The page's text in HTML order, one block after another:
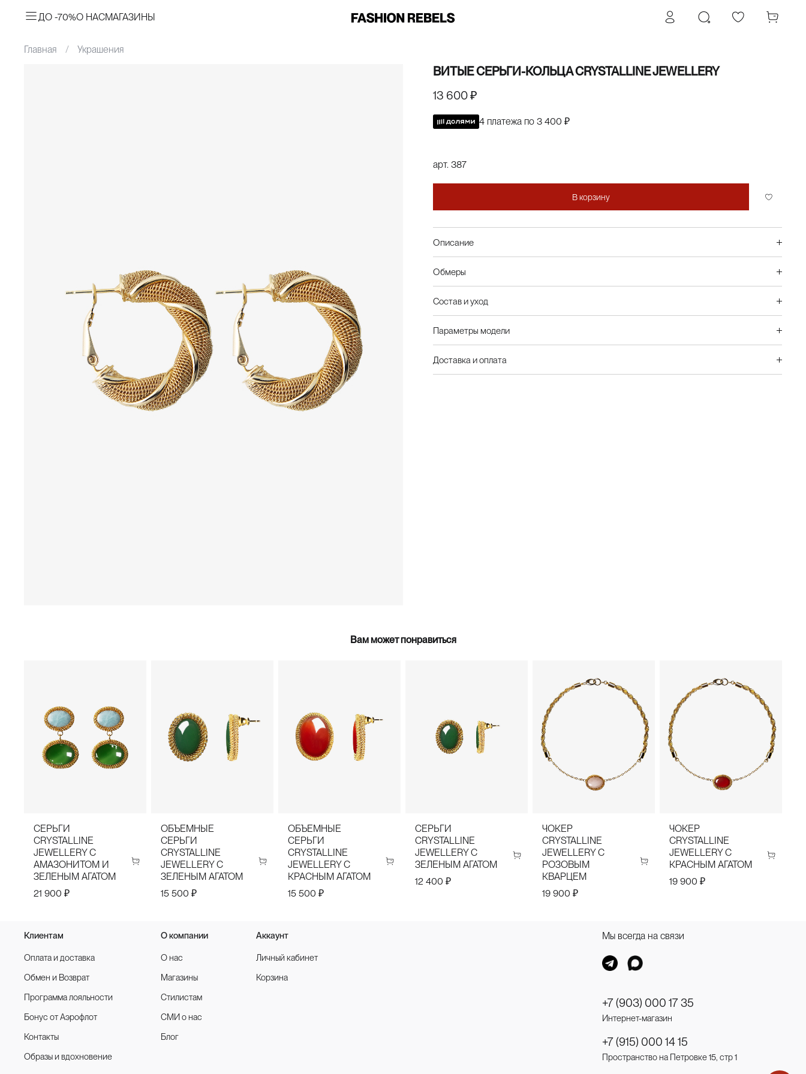
ДО -70%О НАСМАГАЗИНЫ
Главная Украшения
ВИТЫЕ СЕРЬГИ-КОЛЬЦА CRYSTALLINE JEWELLERY
13 600 ₽
4 платежа по 3 400 ₽
арт. 387
В корзину
Описание
Обмеры
Состав и уход
Параметры модели
Доставка и оплата
Вам может понравиться
СЕРЬГИ
CRYSTALLINE
JEWELLERY С
АМАЗОНИТОМ И
ЗЕЛЕНЫМ АГАТОМ
21 900 ₽
ОБЪЕМНЫЕ
СЕРЬГИ
CRYSTALLINE
JEWELLERY С
ЗЕЛЕНЫМ АГАТОМ
15 500 ₽
ОБЪЕМНЫЕ
СЕРЬГИ
CRYSTALLINE
JEWELLERY С
КРАСНЫМ АГАТОМ
15 500 ₽
СЕРЬГИ
CRYSTALLINE
JEWELLERY С
ЗЕЛЕНЫМ АГАТОМ
12 400 ₽
ЧОКЕР
CRYSTALLINE
JEWELLERY С
РОЗОВЫМ
КВАРЦЕМ
19 900 ₽
ЧОКЕР
CRYSTALLINE
JEWELLERY С
КРАСНЫМ АГАТОМ
19 900 ₽
Клиентам
Оплата и доставка
Обмен и Возврат
Программа лояльности
Бонус от Аэрофлот
Контакты
Образы и вдохновение
О компании
О нас
Магазины
Стилистам
СМИ о нас
Блог
Аккаунт
Личный кабинет
Корзина
Мы всегда на связи
+7 (903) 000 17 35
Интернет-магазин
+7 (915) 000 14 15
Пространство на Петровке 15, стр 1